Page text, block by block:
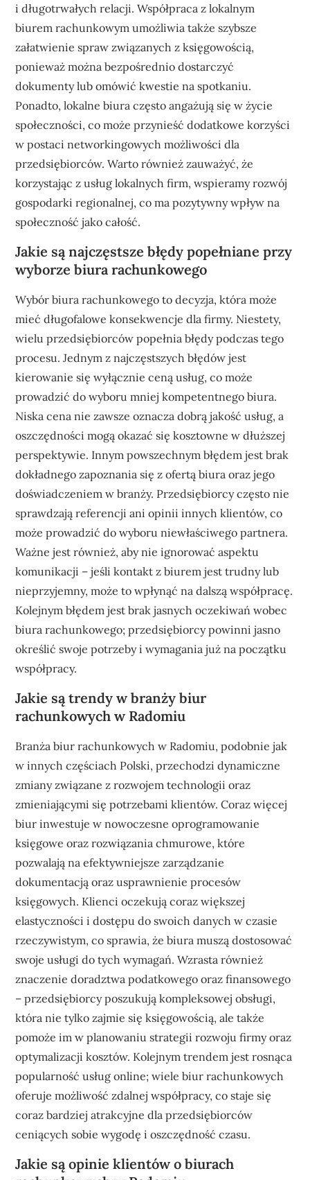
i długotrwałych relacji. Współpraca z lokalnym
biurem rachunkowym umożliwia także szybsze
załatwienie spraw związanych z księgowością,
ponieważ można bezpośrednio dostarczyć
dokumenty lub omówić kwestie na spotkaniu.
Ponadto, lokalne biura często angażują się w życie
społeczności, co może przynieść dodatkowe korzyści
w postaci networkingowych możliwości dla
przedsiębiorców. Warto również zauważyć, że
korzystając z usług lokalnych firm, wspieramy rozwój
gospodarki regionalnej, co ma pozytywny wpływ na
społeczność jako całość.
Jakie są najczęstsze błędy popełniane przy
wyborze biura rachunkowego
Wybór biura rachunkowego to decyzja, która może
mieć długofalowe konsekwencje dla firmy. Niestety,
wielu przedsiębiorców popełnia błędy podczas tego
procesu. Jednym z najczęstszych błędów jest
kierowanie się wyłącznie ceną usług, co może
prowadzić do wyboru mniej kompetentnego biura.
Niska cena nie zawsze oznacza dobrą jakość usług, a
oszczędności mogą okazać się kosztowne w dłuższej
perspektywie. Innym powszechnym błędem jest brak
dokładnego zapoznania się z ofertą biura oraz jego
doświadczeniem w branży. Przedsiębiorcy często nie
sprawdzają referencji ani opinii innych klientów, co
może prowadzić do wyboru niewłaściwego partnera.
Ważne jest również, aby nie ignorować aspektu
komunikacji – jeśli kontakt z biurem jest trudny lub
nieprzyjemny, może to wpłynąć na dalszą współpracę.
Kolejnym błędem jest brak jasnych oczekiwań wobec
biura rachunkowego; przedsiębiorcy powinni jasno
określić swoje potrzeby i wymagania już na początku
współpracy.
Jakie są trendy w branży biur
rachunkowych w Radomiu
Branża biur rachunkowych w Radomiu, podobnie jak
w innych częściach Polski, przechodzi dynamiczne
zmiany związane z rozwojem technologii oraz
zmieniającymi się potrzebami klientów. Coraz więcej
biur inwestuje w nowoczesne oprogramowanie
księgowe oraz rozwiązania chmurowe, które
pozwalają na efektywniejsze zarządzanie
dokumentacją oraz usprawnienie procesów
księgowych. Klienci oczekują coraz większej
elastyczności i dostępu do swoich danych w czasie
rzeczywistym, co sprawia, że biura muszą dostosować
swoje usługi do tych wymagań. Wzrasta również
znaczenie doradztwa podatkowego oraz finansowego
– przedsiębiorcy poszukują kompleksowej obsługi,
która nie tylko zajmie się księgowością, ale także
pomoże im w planowaniu strategii rozwoju firmy oraz
optymalizacji kosztów. Kolejnym trendem jest rosnąca
popularność usług online; wiele biur rachunkowych
oferuje możliwość zdalnej współpracy, co staje się
coraz bardziej atrakcyjne dla przedsiębiorców
ceniących sobie wygodę i oszczędność czasu.
Jakie są opinie klientów o biurach